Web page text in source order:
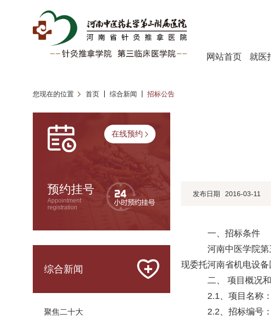
网站首页 就医
您现在的位置 首页 综合新闻 招标公告
在线预约
预约挂号
Appointment
registration
综合新闻
聚焦二十大
发布日期 2016-03-11
一、招标条件
河南中医学院第
现委托河南省机电设
二、 项目概况和
2.1、项目名称
2.2、招标编号